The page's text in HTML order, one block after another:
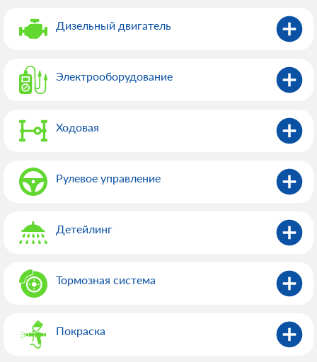
Дизельный двигатель
Электрооборудованиe
Ходовая
Рулевое управление
Детейлинг
Тормозная система
Покраска